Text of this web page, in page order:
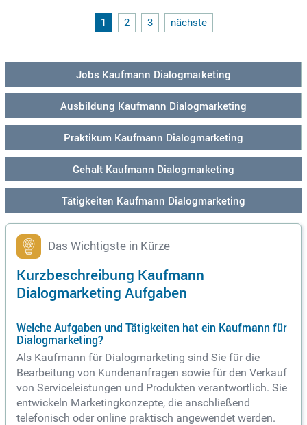
1 2 3 nächste
Jobs Kaufmann Dialogmarketing
Ausbildung Kaufmann Dialogmarketing
Praktikum Kaufmann Dialogmarketing
Gehalt Kaufmann Dialogmarketing
Tätigkeiten Kaufmann Dialogmarketing
Das Wichtigste in Kürze
Kurzbeschreibung Kaufmann
Dialogmarketing Aufgaben
Welche Aufgaben und Tätigkeiten hat ein Kaufmann für
Dialogmarketing?
Als Kaufmann für Dialogmarketing sind Sie für die
Bearbeitung von Kundenanfragen sowie für den Verkauf
von Serviceleistungen und Produkten verantwortlich. Sie
entwickeln Marketingkonzepte, die anschließend
telefonisch oder online praktisch angewendet werden.